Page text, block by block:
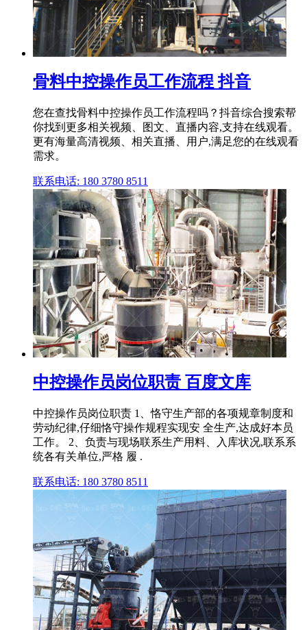
骨料中控操作员工作流程 抖音
您在查找骨料中控操作员工作流程吗？抖音综合搜索帮
你找到更多相关视频、图文、直播内容,支持在线观看。
更有海量高清视频、相关直播、用户,满足您的在线观看
需求。
联系电话: 180 3780 8511
中控操作员岗位职责 百度文库
中控操作员岗位职责 1、恪守生产部的各项规章制度和
劳动纪律,仔细恪守操作规程实现安 全生产,达成好本员
工作。 2、负责与现场联系生产用料、入库状况,联系系
统各有关单位,严格 履 .
联系电话: 180 3780 8511